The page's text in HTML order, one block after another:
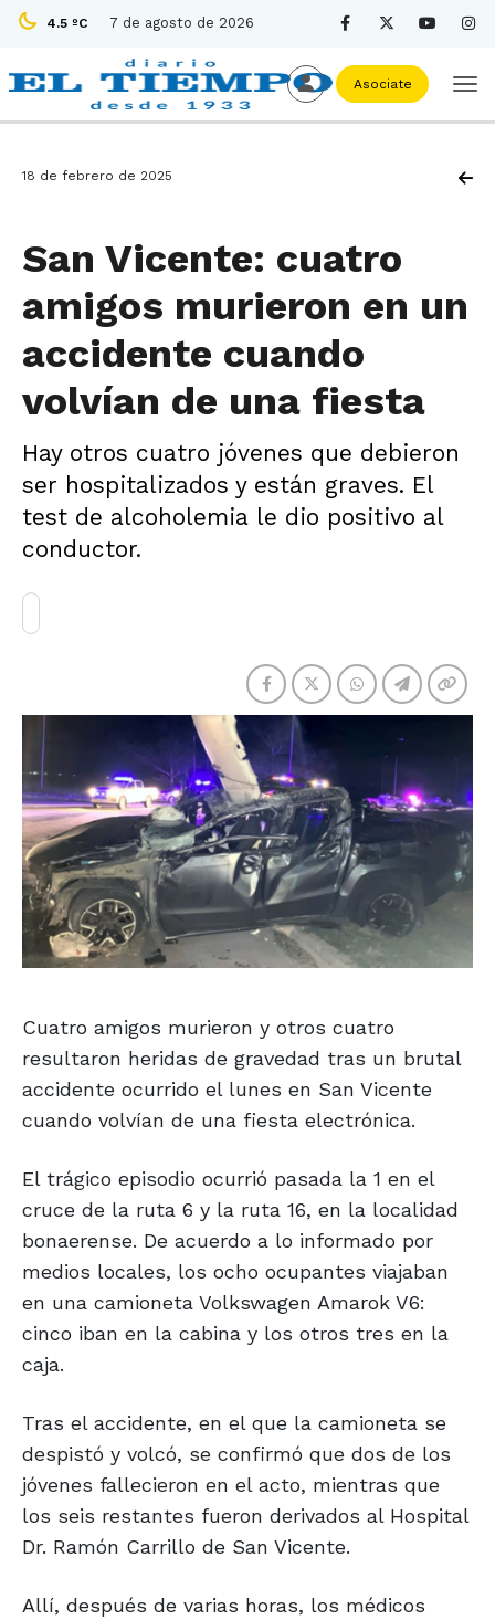
4.5 ºC 7 de agosto de 2026
Asociate
18 de febrero de 2025
San Vicente: cuatro
amigos murieron en un
accidente cuando
volvían de una fiesta
Hay otros cuatro jóvenes que debieron
ser hospitalizados y están graves. El
test de alcoholemia le dio positivo al
conductor.
Cuatro amigos murieron y otros cuatro
resultaron heridas de gravedad tras un brutal
accidente ocurrido el lunes en San Vicente
cuando volvían de una fiesta electrónica.
El trágico episodio ocurrió pasada la 1 en el
cruce de la ruta 6 y la ruta 16, en la localidad
bonaerense. De acuerdo a lo informado por
medios locales, los ocho ocupantes viajaban
en una camioneta Volkswagen Amarok V6:
cinco iban en la cabina y los otros tres en la
caja.
Tras el accidente, en el que la camioneta se
despistó y volcó, se confirmó que dos de los
jóvenes fallecieron en el acto, mientras que
los seis restantes fueron derivados al Hospital
Dr. Ramón Carrillo de San Vicente.
Allí, después de varias horas, los médicos